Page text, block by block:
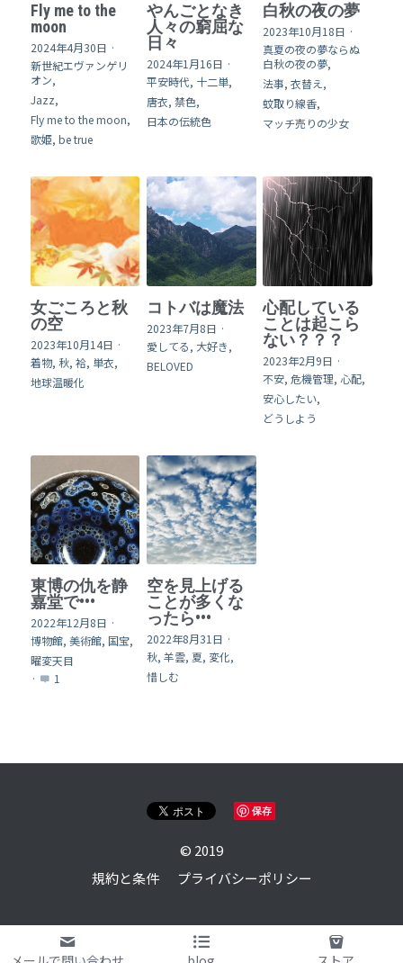
Fly me to the
moon
2024年4月30日 ·
新世紀エヴァンゲリ
オン,
Jazz,
Fly me to the moon,
歌姫, be true
やんごとなき
人々の窮屈な
日々
2024年1月16日 ·
平安時代, 十二単,
唐衣, 禁色,
日本の伝統色
白秋の夜の夢
2023年10月18日 ·
真夏の夜の夢ならぬ
白秋の夜の夢,
法事, 衣替え,
蚊取り線香,
マッチ売りの少女
女ごころと秋
の空
2023年10月14日 ·
着物, 秋, 袷, 単衣,
地球温暖化
コトバは魔法
2023年7月8日 ·
愛してる, 大好き,
BELOVED
心配している
ことは起こら
ない？？？
2023年2月9日 ·
不安, 危機管理, 心配,
安心したい,
どうしよう
東博の仇を静
嘉堂で•••
2022年12月8日 ·
博物館, 美術館, 国宝,
曜変天目
·
1
空を見上げる
ことが多くな
ったら•••
2022年8月31日 ·
秋, 羊雲, 夏, 変化,
惜しむ
保存
© 2019
規約と条件
プライバシーポリシー